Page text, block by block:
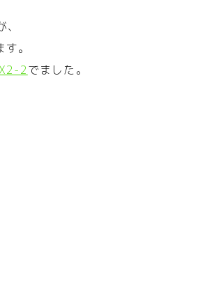
。
2でました。